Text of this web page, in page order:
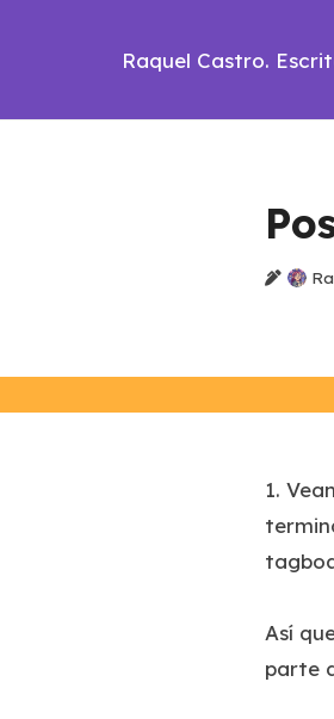
Raquel Castro.
1.
Así
parte